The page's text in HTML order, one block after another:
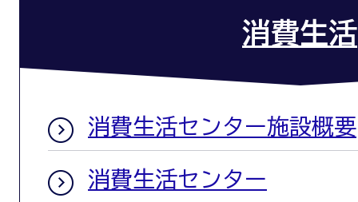
消費生活
消費生活センター施設概要
消費生活センター